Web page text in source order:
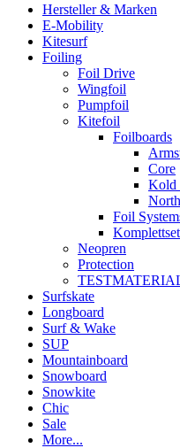
Hersteller & Marken
E-Mobility
Kitesurf
Foiling
Foil Drive
Wingfoil
Pumpfoil
Kitefoil
Foilboards
Core
Kold
North
Foil
Neopren
Protection
Surfskate
Longboard
Surf & Wake
SUP
Mountainboard
Snowboard
Snowkite
Chic
Sale
More...